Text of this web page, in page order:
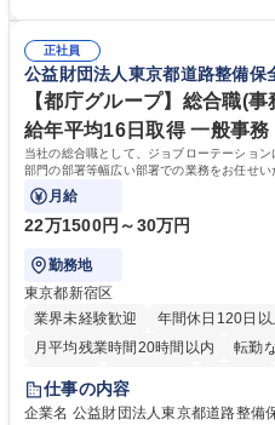
は部内のOJTを中心に、あなたの経
でも質問・相談できる環境が整ってい
集職種 【森ビルG】人事・総務◆賞
リモート可
ます。定型業務に留まらず、社内規
務に挑戦できるため、自身の成長と
きます。 残業少なめ、週1日リモー
ち長期活躍できる環境です。 「こ
キャリアを築きたい」という前向きな
歴・資格 学歴：大学院 大学 高専 短
簿記検定1級 日商簿記検定2級 日商
正社員
公益財団法人東京都道路整備保
【都庁グループ】総合職(
給年平均16日取得 一般事務
当社の総合職として、ジョブローテーショ
部門の部署等幅広い部署での業務をお任せ
ております！ ※下記業務詳細
月給
22万1500円～30万円
勤務地
東京都新宿区
業界未経験歓迎
年間休日120日以
月平均残業時間20時間以内
転勤
研修あり
退職金あり
駅近5分以内
資格取得手当あり
仕事の内容
企業名 公益財団法人東京都道路整備保全公社 求人名 【都